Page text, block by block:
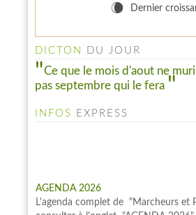
W Dernier
DICTON DU JOUR
Ce que le mois d'aout ne
pas septembre qui le fera
INFOS EXPRESS
consulter à la rubrique "LE
consulter à l'onglet "AGENDA 2026"